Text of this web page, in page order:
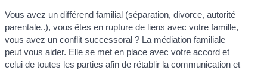
Vous avez un différend familial (séparation, divorce, autorité
parentale..), vous êtes en rupture de liens avec votre famille,
vous avez un conflit successoral ? La médiation familiale
peut vous aider. Elle se met en place avec votre accord et
celui de toutes les parties afin de rétablir la communication et